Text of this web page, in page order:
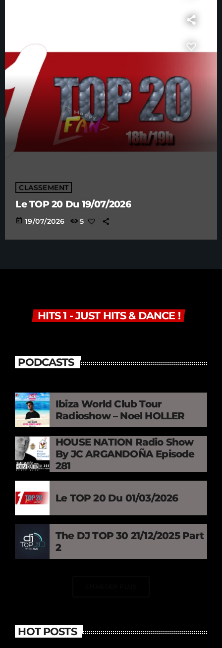
CLASSEMENT
Le TOP 20 Du 19/07/2026
today 19/07/2026 5
HITS 1 - JUST HITS & DANCE !
PODCASTS
Ibiza World Club Tour
Radioshow – Noel HOLLER
HOUSE NATION Radio Show
By JC ARGANDOÑA Episode
281
Le TOP 20 Du 01/03/2026
The DJ TOP 30 21/12/2025 Part
2
HOT POSTS